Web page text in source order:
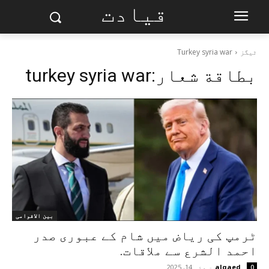
قیادت
ٹیگز Turkey syria war
بطاقة شعار:turkey syria war
بین الاقوامی
ٹرمپ کی ریاض میں شام کے عبوری صدر
احمد الشرع سے ملاقات.
alqaed
- مئی 14, 2025 0